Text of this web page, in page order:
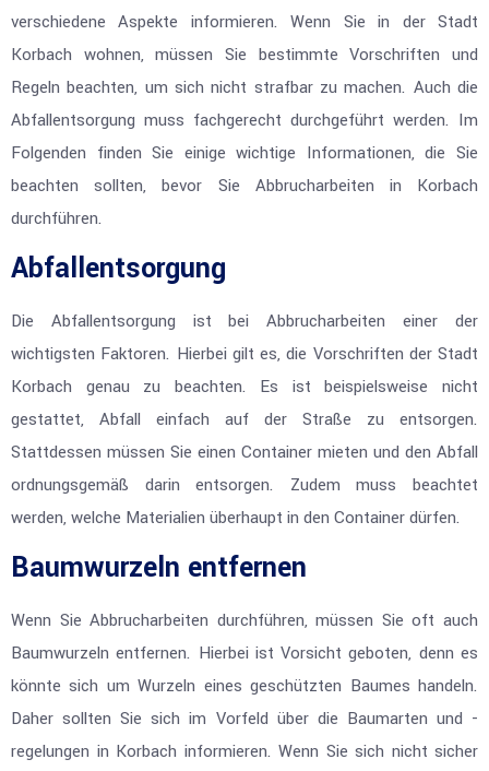
verschiedene Aspekte informieren. Wenn Sie in der Stadt
Korbach wohnen, müssen Sie bestimmte Vorschriften und
Regeln beachten, um sich nicht strafbar zu machen. Auch die
Abfallentsorgung muss fachgerecht durchgeführt werden. Im
Folgenden finden Sie einige wichtige Informationen, die Sie
beachten sollten, bevor Sie Abbrucharbeiten in Korbach
durchführen.
Abfallentsorgung
Die Abfallentsorgung ist bei Abbrucharbeiten einer der
wichtigsten Faktoren. Hierbei gilt es, die Vorschriften der Stadt
Korbach genau zu beachten. Es ist beispielsweise nicht
gestattet, Abfall einfach auf der Straße zu entsorgen.
Stattdessen müssen Sie einen Container mieten und den Abfall
ordnungsgemäß darin entsorgen. Zudem muss beachtet
werden, welche Materialien überhaupt in den Container dürfen.
Baumwurzeln entfernen
Wenn Sie Abbrucharbeiten durchführen, müssen Sie oft auch
Baumwurzeln entfernen. Hierbei ist Vorsicht geboten, denn es
könnte sich um Wurzeln eines geschützten Baumes handeln.
Daher sollten Sie sich im Vorfeld über die Baumarten und -
regelungen in Korbach informieren. Wenn Sie sich nicht sicher